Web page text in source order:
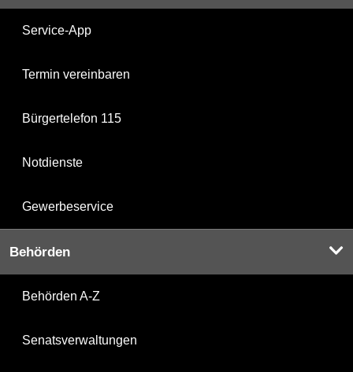
Service-App
Termin vereinbaren
Bürgertelefon 115
Notdienste
Gewerbeservice
Behörden
Behörden A-Z
Senatsverwaltungen